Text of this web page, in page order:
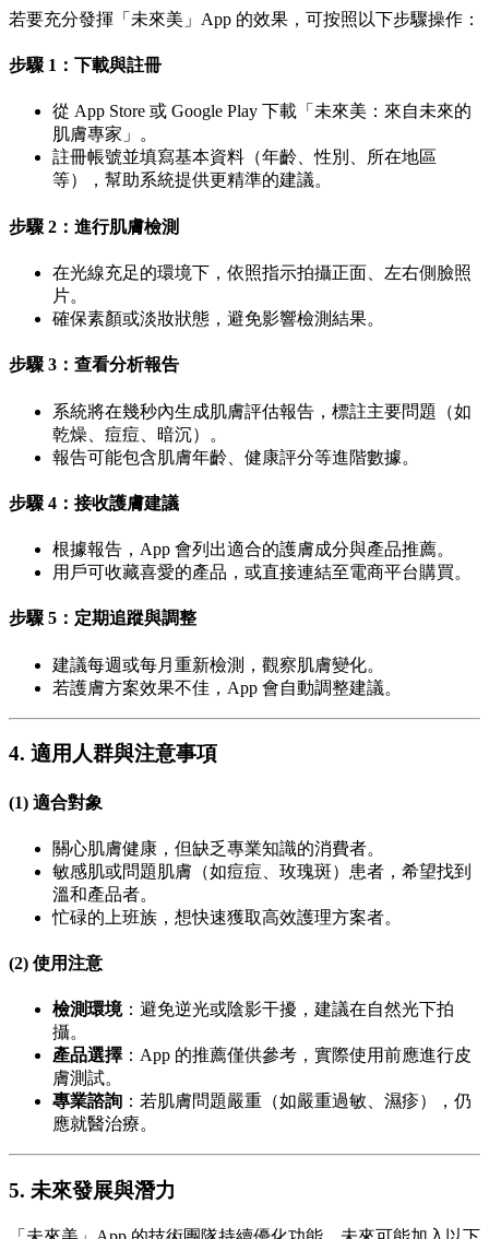
若要充分發揮「未來美」App 的效果，可按照以下步驟操作：
步驟 1：下載與註冊
從 App Store 或 Google Play 下載「未來美：來自未來的
肌膚專家」。
註冊帳號並填寫基本資料（年齡、性別、所在地區
等），幫助系統提供更精準的建議。
步驟 2：進行肌膚檢測
在光線充足的環境下，依照指示拍攝正面、左右側臉照
片。
確保素顏或淡妝狀態，避免影響檢測結果。
步驟 3：查看分析報告
系統將在幾秒內生成肌膚評估報告，標註主要問題（如
乾燥、痘痘、暗沉）。
報告可能包含肌膚年齡、健康評分等進階數據。
步驟 4：接收護膚建議
根據報告，App 會列出適合的護膚成分與產品推薦。
用戶可收藏喜愛的產品，或直接連結至電商平台購買。
步驟 5：定期追蹤與調整
建議每週或每月重新檢測，觀察肌膚變化。
若護膚方案效果不佳，App 會自動調整建議。
4. 適用人群與注意事項
(1) 適合對象
關心肌膚健康，但缺乏專業知識的消費者。
敏感肌或問題肌膚（如痘痘、玫瑰斑）患者，希望找到
溫和產品者。
忙碌的上班族，想快速獲取高效護理方案者。
(2) 使用注意
檢測環境：避免逆光或陰影干擾，建議在自然光下拍
攝。
產品選擇 ：App 的推薦僅供參考，實際使用前應進行皮
膚測試。
專業諮詢 ：若肌膚問題嚴重（如嚴重過敏、濕疹），仍
應就醫治療。
5. 未來發展與潛力